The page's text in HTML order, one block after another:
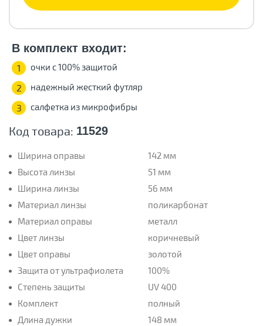
Код товара: 11529
Ширина оправы
142 мм
Высота линзы
51 мм
Ширина линзы
56 мм
Материал линзы
поликарбонат
Материал оправы
металл
Цвет линзы
коричневый
Цвет оправы
золотой
Защита от ультрафиолета
100%
Степень защиты
UV 400
Комплект
полный
Длина дужки
148 мм
В комплект входит:
1 очки с 100% защитой
2 надежный жесткий футляр
3 салфетка из микрофибры